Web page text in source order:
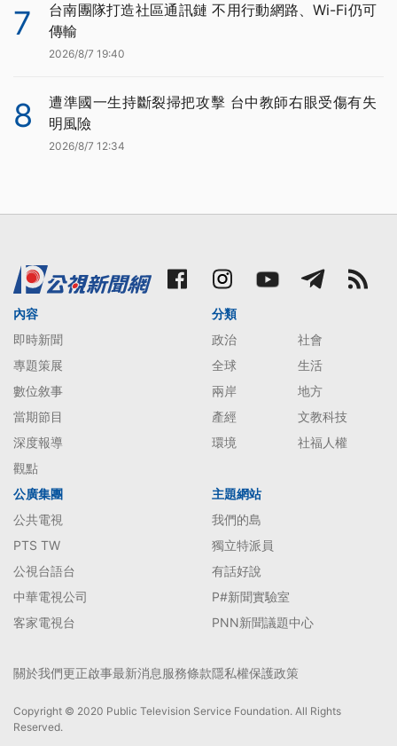
7
台南團隊打造社區通訊鏈 不用行動網路、Wi-Fi仍可
傳輸
2026/8/7 19:40
8
遭準國一生持斷裂掃把攻擊 台中教師右眼受傷有失
明風險
2026/8/7 12:34
內容
即時新聞
專題策展
數位敘事
當期節目
深度報導
觀點
分類
政治
社會
全球
生活
兩岸
地方
產經
文教科技
環境
社福人權
公廣集團
公共電視
PTS TW
公視台語台
中華電視公司
客家電視台
主題網站
我們的島
獨立特派員
有話好說
P#新聞實驗室
PNN新聞議題中心
關於我們更正啟事最新消息服務條款隱私權保護政策
Copyright © 2020 Public Television Service Foundation. All Rights
Reserved.